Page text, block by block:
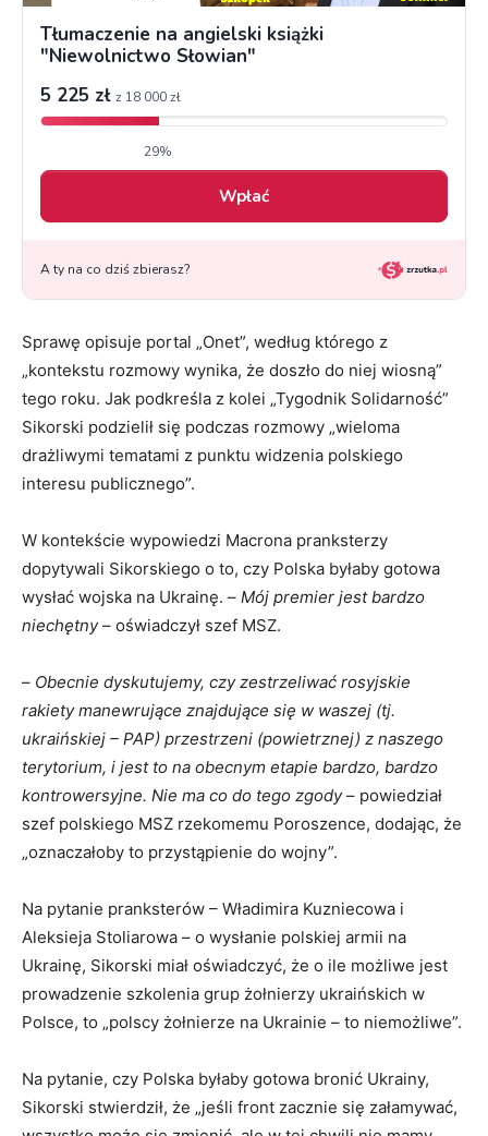
Sprawę opisuje portal „Onet”, według którego z
„kontekstu rozmowy wynika, że doszło do niej wiosną”
tego roku. Jak podkreśla z kolei „Tygodnik Solidarność”
Sikorski podzielił się podczas rozmowy „wieloma
drażliwymi tematami z punktu widzenia polskiego
interesu publicznego”.
W kontekście wypowiedzi Macrona pranksterzy
dopytywali Sikorskiego o to, czy Polska byłaby gotowa
wysłać wojska na Ukrainę. – Mój premier jest bardzo
niechętny– oświadczył szef MSZ.
– Obecnie dyskutujemy, czy zestrzeliwać rosyjskie
rakiety manewrujące znajdujące się w waszej (tj.
ukraińskiej – PAP) przestrzeni (powietrznej) z naszego
terytorium, i jest to na obecnym etapie bardzo, bardzo
kontrowersyjne. Nie ma co do tego zgody– powiedział
szef polskiego MSZ rzekomemu Poroszence, dodając, że
„oznaczałoby to przystąpienie do wojny”.
Na pytanie pranksterów – Władimira Kuzniecowa i
Aleksieja Stoliarowa – o wysłanie polskiej armii na
Ukrainę, Sikorski miał oświadczyć, że o ile możliwe jest
prowadzenie szkolenia grup żołnierzy ukraińskich w
Polsce, to „polscy żołnierze na Ukrainie – to niemożliwe”.
Na pytanie, czy Polska byłaby gotowa bronić Ukrainy,
Sikorski stwierdził, że „jeśli front zacznie się załamywać,